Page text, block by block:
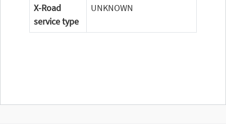
X-Road
service type
UNKNOWN